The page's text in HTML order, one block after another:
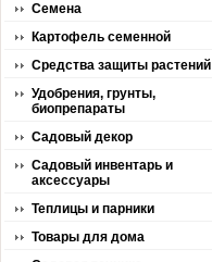
Семена
Картофель семенной
Средства защиты растений
Удобрения, грунты,
биопрепараты
Садовый декор
Садовый инвентарь и
аксессуары
Теплицы и парники
Товары для дома